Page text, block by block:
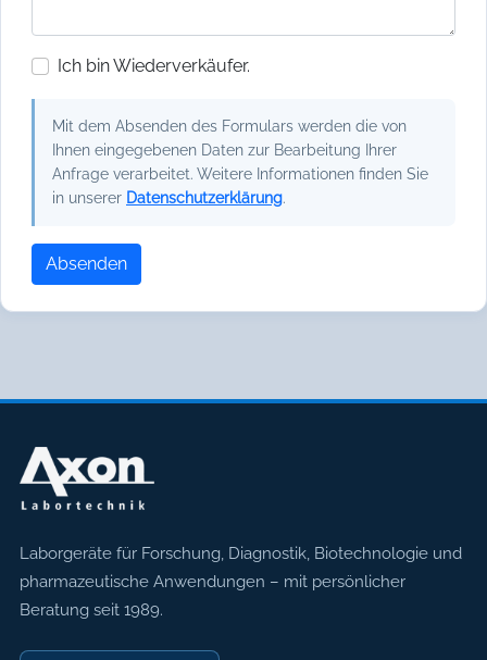
Ich bin Wiederverkäufer.
Mit dem Absenden des Formulars werden die von
Ihnen eingegebenen Daten zur Bearbeitung Ihrer
Anfrage verarbeitet. Weitere Informationen finden Sie
in unserer Datenschutzerklärung.
Absenden
Axon Labortechnik
Laborgeräte für Forschung, Diagnostik, Biotechnologie und
pharmazeutische Anwendungen – mit persönlicher
Beratung seit 1989.